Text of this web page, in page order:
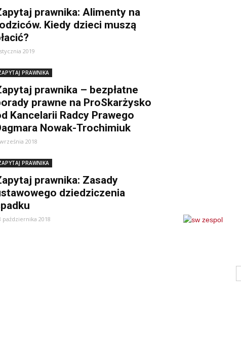
prawnika: Alimenty na
Kiedy dzieci muszą
2019
PRAWNIKA
prawnika – bezpłatne
prawne na ProSkarżysko
Kancelarii Radcy Prawego
Nowak-Trochimiuk
2018
PRAWNIKA
prawnika: Zasady
dziedziczenia
października 2018